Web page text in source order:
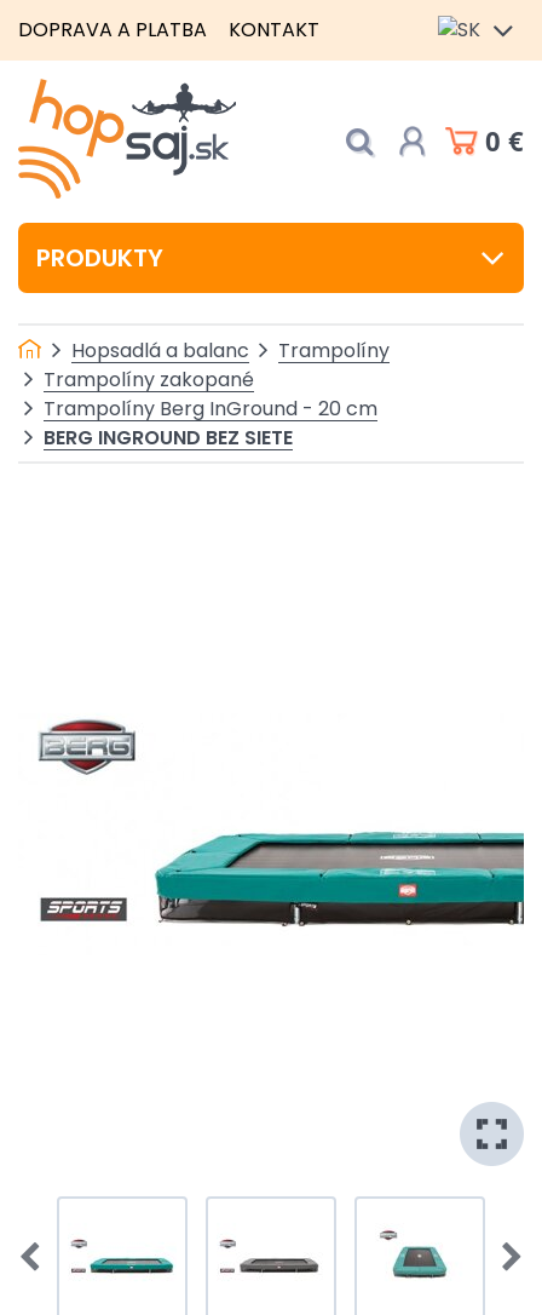
DOPRAVA A PLATBA KONTAKT
0 €
PRODUKTY
Hopsadlá a balanc
Trampolíny
Trampolíny zakopané
Trampolíny Berg InGround - 20 cm
BERG INGROUND BEZ SIETE